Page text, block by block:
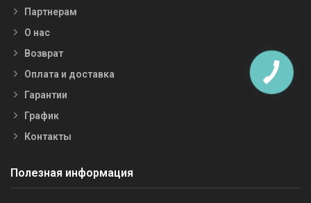
Партнерам
О нас
Возврат
Оплата и доставка
Гарантии
График
Контакты
Полезная информация